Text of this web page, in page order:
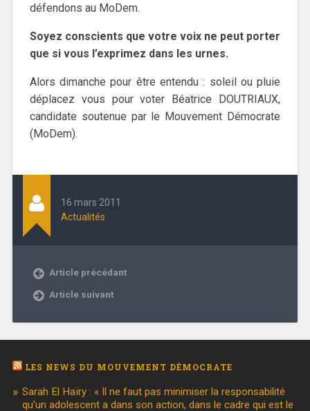
défendons au MoDem.
Soyez conscients que votre voix ne peut porter
que si vous l’exprimez dans les urnes.
Alors dimanche pour être entendu : soleil ou pluie
déplacez vous pour voter Béatrice DOUTRIAUX,
candidate soutenue par le Mouvement Démocrate
(MoDem).
16 mars 2011
Actualités
Article précédant
Article suivant
LES NEWS DU MOUVEMENT DÉMOCRATE
Sarah El Haïry : « Il ne faut pas minimiser la responsabilité
qu'un adolescent a dans son action, dans le cadre qui est le